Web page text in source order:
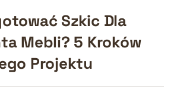
Szkic Dla
Mebli? 5 Kroków
Projektu